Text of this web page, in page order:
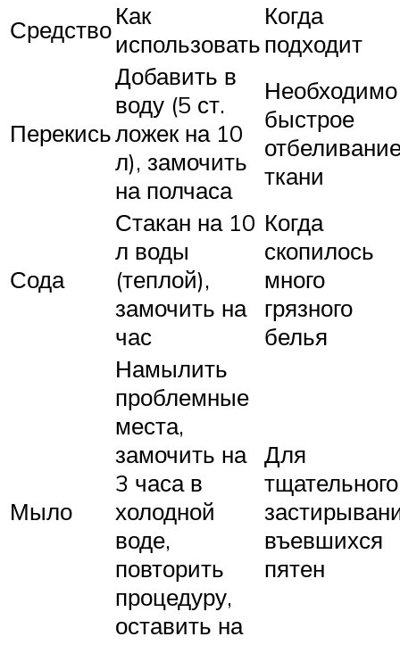
СредствоКак
использовать
Когда
подходит
Перекись
Добавить в
воду (5 ст.
ложек на 10
л), замочить
на полчаса
Необходимо
быстрое
ткани
Сода
Стакан на 10
л воды
(теплой),
замочить на
час
Когда
скопилось
много
грязного
белья
Мыло
Намылить
проблемные
места,
замочить на
3 часа в
холодной
воде,
повторить
процедуру,
оставить на
Для
тщательного
въевшихся
пятен